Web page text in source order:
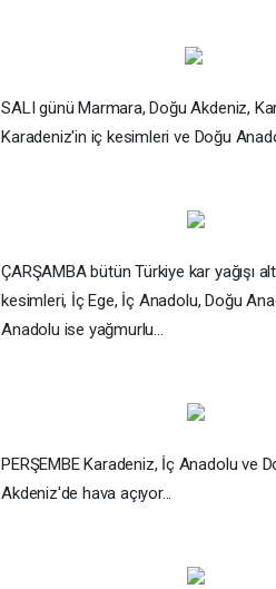
SALI günü Marmara, Doğu Akdeniz,
Karadeniz'in iç kesimleri ve Doğu
ÇARŞAMBA bütün Türkiye kar yağışı
kesimleri, İç Ege, İç Anadolu, Doğu
Anadolu ise yağmurlu...
PERŞEMBE Karadeniz, İç Anadolu ve
Akdeniz'de hava açıyor...